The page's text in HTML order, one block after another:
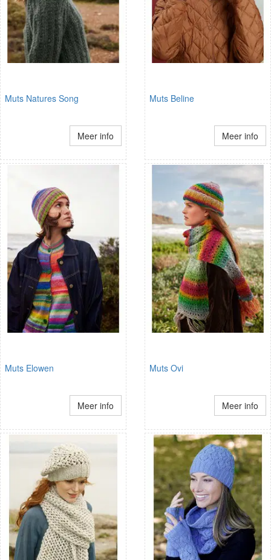
Muts Natures Song
Meer info
Muts Beline
Meer info
Muts Elowen
Meer info
Muts Ovi
Meer info